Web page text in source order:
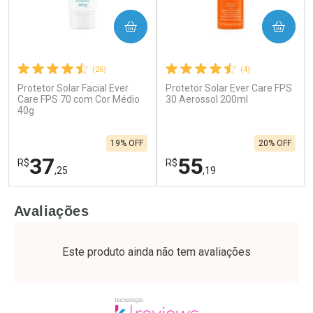
(26)
Protetor Solar Facial Ever
Care FPS 70 com Cor Médio
40g
R$37,25
19% OFF
COMPRAR
Laboratório
Por Menos
(4)
Protetor Solar Ever Care FPS
30 Aerossol 200ml
R$55,19
20% OFF
COMPRAR
Laboratório
Por Menos
Avaliações
Este produto ainda não tem avaliações